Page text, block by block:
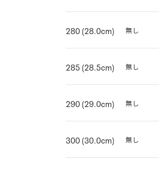
280 (28.0cm) 無し
285 (28.5cm) 無し
290 (29.0cm) 無し
300 (30.0cm) 無し